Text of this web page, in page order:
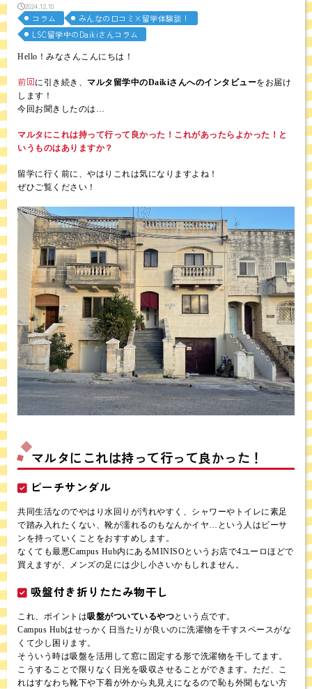
2024.12.10
コラム
みんなの口コミ×留学体験談！
LSC留学中のDaikiさんコラム
Hello！みなさんこんにちは！
前回に引き続き、 マルタ留学中のDaikiさんへのインタビューをお届け
します！
今回お聞きしたのは…
マルタにこれは持って行って良かった！これがあったらよかった！と
いうものはありますか？
留学に行く前に、やはりこれは気になりますよね！
ぜひご覧ください！
マルタにこれは持って行って良かった！
ビーチサンダル
共同生活なのでやはり水回りが汚れやすく、シャワーやトイレに素足
で踏み入れたくない、靴が濡れるのもなんかイヤ…という人はビーサ
ンを持っていくことをおすすめします。
なくても最悪Campus Hub内にあるMINISOというお店で4ユーロほどで
買えますが、メンズの足には少し小さいかもしれません。
吸盤付き折りたたみ物干し
これ、ポイントは吸盤がついているやつという点です。
Campus Hubはせっかく日当たりが良いのに洗濯物を干すスペースがな
くて少し困ります。
そういう時は吸盤を活用して窓に固定する形で洗濯物を干してます。
こうすることで限りなく日光を吸収させることができます。ただ、こ
れはすなわち靴下や下着が外から丸見えになるので恥も外聞もない方